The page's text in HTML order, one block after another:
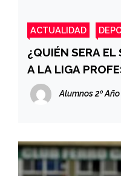
ACTUALIDAD
¿QUIÉN SERA
A LA LIGA
Alumnos 2º Año